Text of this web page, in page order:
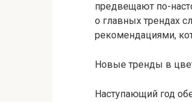
предвещают по-
о главных трендах
рекомендациями,
Новые тренды в
Наступающий год